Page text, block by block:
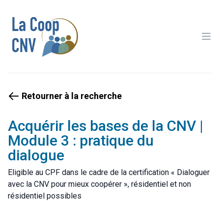
Retourner à la recherche
Acquérir les bases de la CNV |
Module 3 : pratique du
dialogue
Eligible au CPF dans le cadre de la certification « Dialoguer
avec la CNV pour mieux coopérer », résidentiel et non
résidentiel possibles